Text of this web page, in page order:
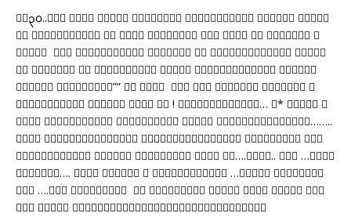
၅း၃၀..တဲ့ ေပစိ ႏွင့္ ဂ်မ္းပုံ ကိုပါဝင္ေခၚ ခဲ့ရန္ အတန္တ
န္ မွာသြားသည္။ ခု လည္း လြယ္အိတ္ ကို လြယ္ ကာ ေပစိကို ဝ
င္ေခၚ မည္ ဟုဆုံးျဖတ္၍ အိမ္ေပၚ မွ ဆင္း႐ုံရွိေသး ခုလို
ဦး ဖိုးထူး မွ အေျပးအလႊား လာေခၚ ျခင္းျဖစ္သည္။ ဘာျဖစ္
လို႔လဲ ဦးဖိုးထူး”” ဟာ မင္း အေဖ ငါ့ အိမ္မွာ ငါႏွင့္ စ
ကားေျပာရင္း မူးလဲွ လို႔ ကြ ! အျမန္လိုက္ခဲ့… ္* ေမာင္ ေ
မာင္ လာသင့္ၿပီး။ ဒိအခ်ိန္သာ ေမာင္ ေမာင္ေရာက္လာရင္……..
သဇင္ ရည္႐ြယ္ခ်က္တို႔ ေအာင္ျမင္ၿပီးေလ။ ဦးညီေအာင္ အရွ
က္ေတြကြဲလို႔ အက်ိဳး နည္းၿပီး။ လႊတ္ ေလ….လႊတ္.. ဆရာ …သမီး
ကိုလႊတ္…. သဇင္ ပါးစပ္ က ေအာ္ေနေပမယ့္ …တစ္ခု သတိထားမိ
တာက ….ဆရာ ဦးညီေအာင္ အစ တုန္းကလို မ်ိဳး သဇင္ အတင္း ဖက္
ထား တာကို လုံးဝ႐ုန္းကန္းျခင္းမလုပ္ေတာ့ပါ။